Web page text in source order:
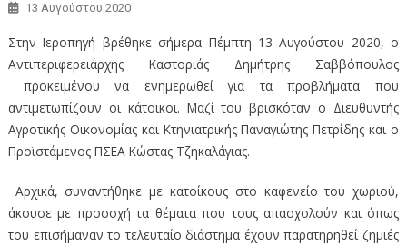
13 Αυγούστου 2020
Στην Ιεροπηγή βρέθηκε σήμερα Πέμπτη 13 Αυγούστου 2020, ο
Αντιπεριφερειάρχης Καστοριάς Δημήτρης Σαββόπουλος
προκειμένου να ενημερωθεί για τα προβλήματα που
αντιμετωπίζουν οι κάτοικοι. Μαζί του βρισκόταν ο Διευθυντής
Αγροτικής Οικονομίας και Κτηνιατρικής Παναγιώτης Πετρίδης και ο
Προϊστάμενος ΠΣΕΑ Κώστας Τζηκαλάγιας.
Αρχικά, συναντήθηκε με κατοίκους στο καφενείο του χωριού,
άκουσε με προσοχή τα θέματα που τους απασχολούν και όπως
του επισήμαναν το τελευταίο διάστημα έχουν παρατηρηθεί ζημιές